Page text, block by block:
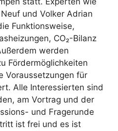
und Volker Adrian
Funktionsweise,
CO₂-Bilanz
werden
Fördermöglichkeiten
Voraussetzungen für
Alle Interessierten sind
am Vortrag und der
und Fragerunde
ist frei und es ist